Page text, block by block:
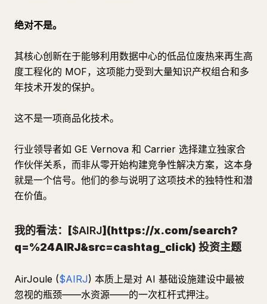
绝对不是。
其核心创新在于能够利用数据中心的低品位废热来再生高
度工程化的 MOF，这项能力受到大量知识产权组合和多
年技术开发的保护。
这不是一项商品化技术。
行业领导者如 GE Vernova 和 Carrier 选择建立独家合
作伙伴关系，而非从零开始构建竞争性解决方案，这本身
就是一个信号。他们的参与说明了这项技术的独特性和潜
在价值。
我的看法：[$AIRJ](https://x.com/search?
q=%24AIRJ&src=cashtag_click) 投资主题
AirJoule ($AIRJ) 本质上是对 AI 基础设施建设中最被
忽视的瓶颈——水资源——的一次杠杆式押注。